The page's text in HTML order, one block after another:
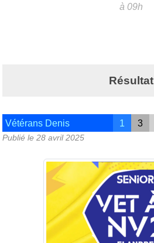
à 09h
Résultat
Vétérans Denis 1 3
Publié le 28 avril 2025